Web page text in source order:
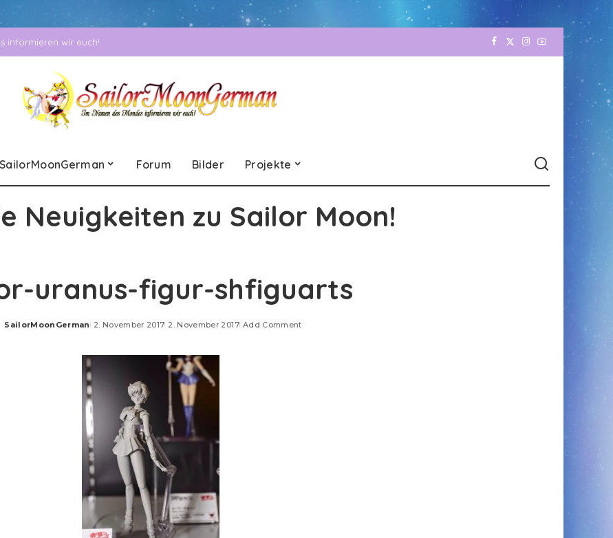
informieren wir euch!
SailorMoonGerman Forum Bilder Projekte
Neuigkeiten zu Sailor Moon!
uranus-figur-shfiguarts
Posted
SailorMoonGerman 2. November 2017 2. November 2017 Add Comment